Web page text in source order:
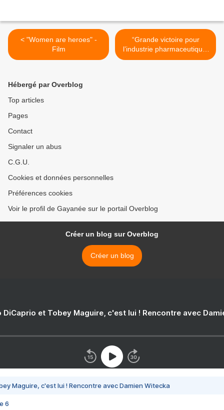
< "Women are heroes" -
Film
“Grande victoire pour
l’industrie pharmaceutique,
les plantes médicinales
Hébergé par Overblog
Top articles
Pages
Contact
Signaler un abus
C.G.U.
Cookies et données personnelles
Préférences cookies
Voir le profil de Gayanée sur le portail Overblog
Créer un blog sur Overblog
Créer un blog
DiCaprio et Tobey Maguire, c'est lui ! Rencontre avec
Maguire, c'est lui ! Rencontre avec Damien Witecka
6